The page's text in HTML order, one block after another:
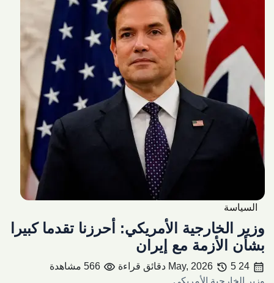
السياسة
وزير الخارجية الأمريكي: أحرزنا تقدما كبيرا
بشأن الأزمة مع إيران
calendar_month
24 May, 2026
history 5 دقائق قراءة visibility 566 مشاهدة
وزير الخارجية الأمريكي